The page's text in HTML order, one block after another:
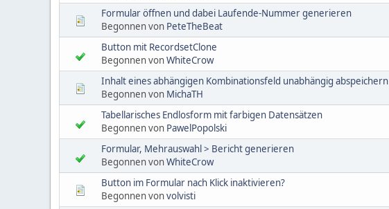
Formular öffnen und dabei Laufende-Nummer generieren
Begonnen von PeteTheBeat
Button mit RecordsetClone
Begonnen vonWhiteCrow
Inhalt eines abhängigen Kombinationsfeld unabhängig abspeichern
Begonnen von MichaTH
Tabellarisches Endlosform mit farbigen Datensätzen
Begonnen von PawelPopolski
Formular, Mehrauswahl > Bericht generieren
Begonnen vonWhiteCrow
Button im Formular nach Klick inaktivieren?
Begonnen vonvolvisti